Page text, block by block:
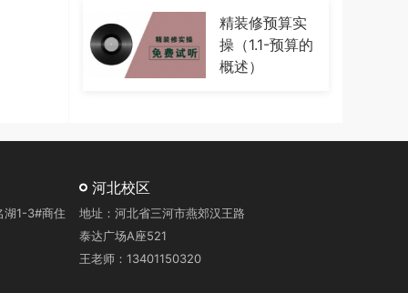
精装修预算实
操（1.1-预算的
概述）
湖1-3#商住
河北校区
地址：河北省三河市燕郊汉王路
泰达广场A座521
王老师：13401150320